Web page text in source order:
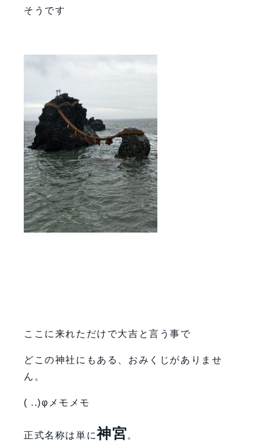
そうです
ここに来れただけで大吉と言う事で
どこの神社にもある、おみくじがありませ
ん。
( ..)φメモメモ
正式名称は単に神宮。